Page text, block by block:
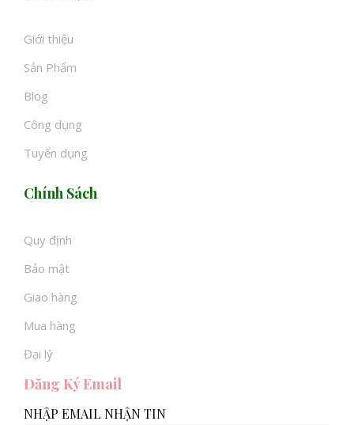
Giới thiệu
Sản Phẩm
Blog
Công dụng
Tuyển dụng
Chính Sách
Quy định
Bảo mật
Giao hàng
Mua hàng
Đại lý
Đăng Ký Email
NHẬP EMAIL NHẬN TIN